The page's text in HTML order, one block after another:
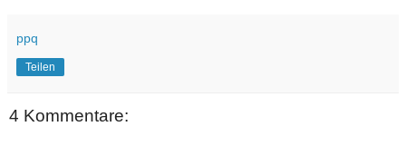
ppq
Teilen
4 Kommentare: